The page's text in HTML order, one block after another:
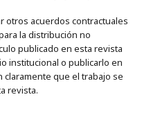
otros acuerdos contractuales
la distribución no
publicado en esta revista
institucional o publicarlo en
que el trabajo se
revista.